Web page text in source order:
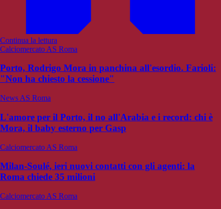
Continua la lettura
Calciomercato AS Roma
Porto, Rodrigo Mora in panchina all'esordio. Farioli:
"Non ha chiesto la cessione"
News AS Roma
L'amore per il Porto, il no all'Arabia e i record: chi è
Mora, il baby esterno per Gasp
Calciomercato AS Roma
Milan-Soulé, ieri nuovi contatti con gli agenti: la
Roma chiede 35 milioni
Calciomercato AS Roma